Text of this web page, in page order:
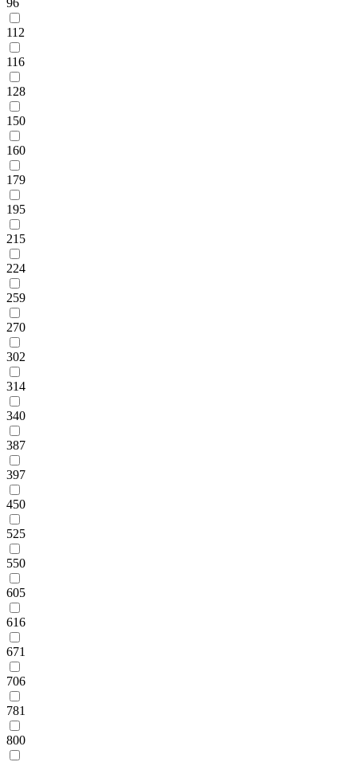
96
112
116
128
150
160
179
195
215
224
259
270
302
314
340
387
397
450
525
550
605
616
671
706
781
800